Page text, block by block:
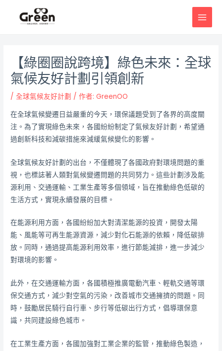
【綠圈圈說跨境】綠色未來：全球
氣候友好計劃引領創新
/全球氣候友好計劃 / 作者:GreenOO
在全球氣候變遷日益嚴重的今天，環保議題受到了各界的高度關
注。為了實現綠色未來，各國紛紛制定了氣候友好計劃，希望通
過創新科技和減碳措施來減緩氣候變化的影響。
全球氣候友好計劃的出台，不僅體現了各國政府對環境問題的重
視，也標誌著人類對氣候變遷問題的共同努力。這些計劃涉及能
源利用、交通運輸、工業生產等多個領域，旨在推動綠色低碳的
生活方式，實現永續發展的目標。
在能源利用方面，各國紛紛加大對清潔能源的投資，開發太陽
能、風能等可再生能源資源，減少對化石能源的依賴，降低碳排
放。同時，通過提高能源利用效率，進行節能減排，進一步減少
對環境的影響。
此外，在交通運輸方面，各國積極推廣電動汽車、輕軌交通等環
保交通方式，減少對空氣的污染，改善城市交通擁擠的問題。同
時，鼓勵居民騎行自行車、步行等低碳出行方式，倡導環保意
識，共同建設綠色城市。
在工業生產方面，各國加強對工業企業的監管，推動綠色製造，